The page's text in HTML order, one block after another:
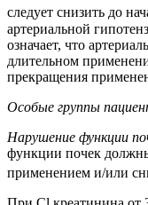
следует снизить до
артериальной
означает, что
длительном
прекращения
Особые группы
Нарушение функции
функции почек
применением и/или